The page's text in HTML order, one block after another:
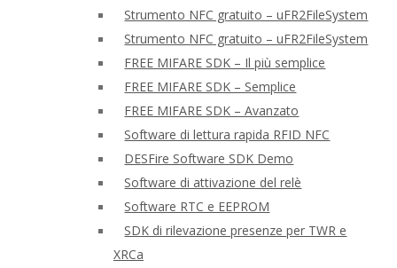
Strumento NFC gratuito – uFR2FileSystem
Strumento NFC gratuito – uFR2FileSystem
FREE MIFARE SDK – Il più semplice
FREE MIFARE SDK – Semplice
FREE MIFARE SDK – Avanzato
Software di lettura rapida RFID NFC
DESFire Software SDK Demo
Software di attivazione del relè
Software RTC e EEPROM
SDK di rilevazione presenze per TWR e
XRCa